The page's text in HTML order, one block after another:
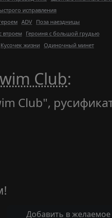
исправления
ADV Поза наездницы
втроем Героиня с большой грудью
Кусочек жизни Одиночный минет
Club:
Club",
Добавить в желаемое